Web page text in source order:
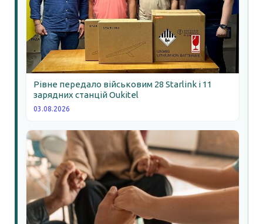
Рівне передало військовим 28 Starlink і 11
зарядних станцій Oukitel
03.08.2026